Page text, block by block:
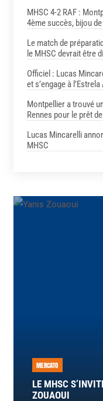
MHSC 4-2 RAF :
4ème succès, bijou
Le match de
le MHSC devrait être
Officiel : Lucas
et s’engage à
Montpellier a trouvé
Rennes pour le prêt
Lucas Mincarelli
MHSC
MERCATO
LE MHSC
ZOUAOUI